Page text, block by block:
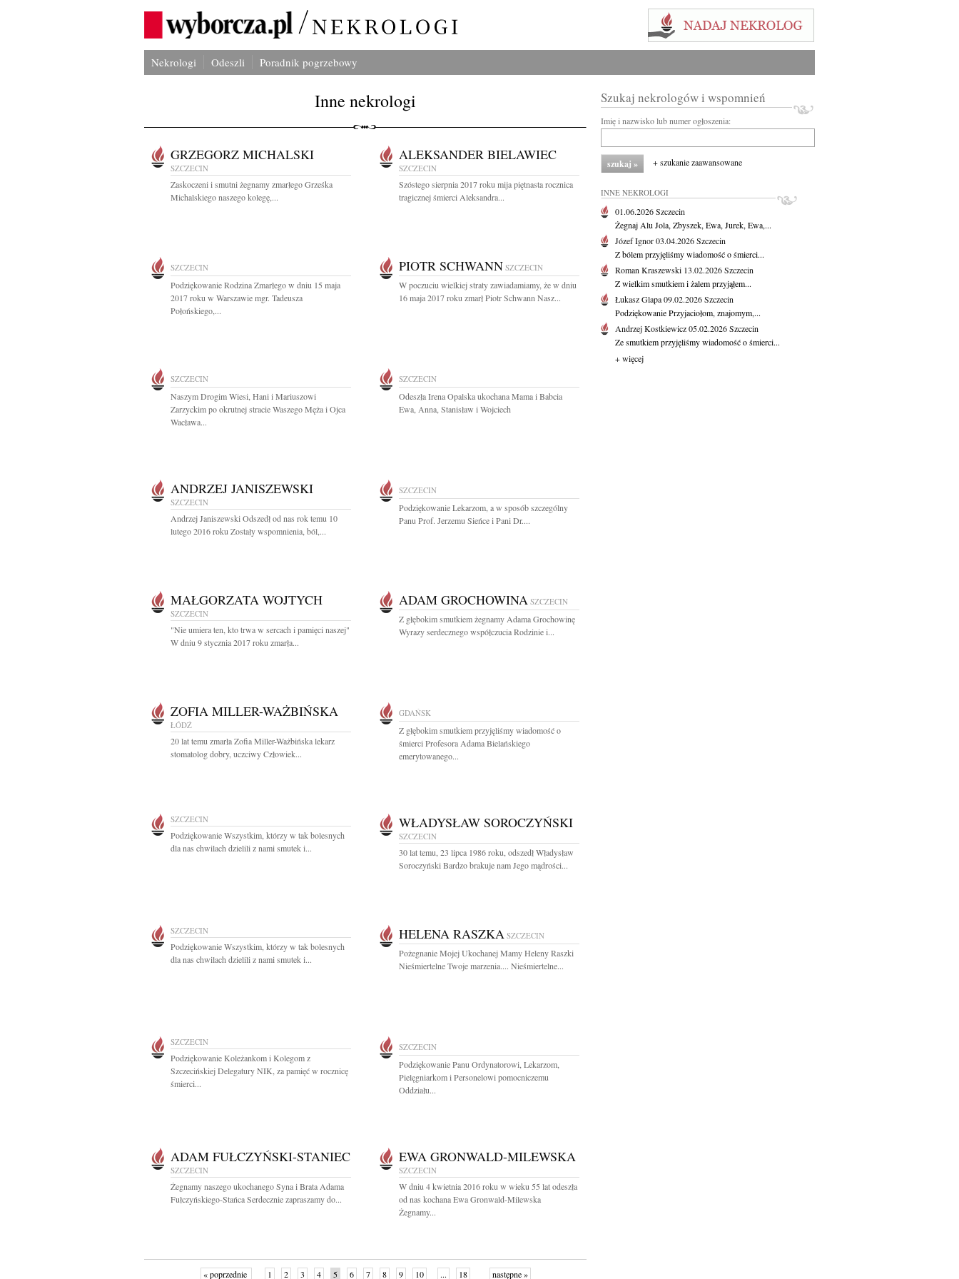
Nekrologi Odeszli Poradnik pogrzebowy
Inne nekrologi
GRZEGORZ MICHALSKI
SZCZECIN
Zaskoczeni i smutni żegnamy zmarłego Grześka
Michalskiego naszego kolegę,...
ALEKSANDER BIELAWIEC
SZCZECIN
Szóstego sierpnia 2017 roku mija piętnasta rocznica
tragicznej śmierci Aleksandra...
SZCZECIN
Podziękowanie Rodzina Zmarłego w dniu 15 maja
2017 roku w Warszawie mgr. Tadeusza
Połońskiego,...
PIOTR SCHWANN SZCZECIN
W poczuciu wielkiej straty zawiadamiamy, że w dniu
16 maja 2017 roku zmarł Piotr Schwann Nasz...
SZCZECIN
Naszym Drogim Wiesi, Hani i Mariuszowi
Zarzyckim po okrutnej stracie Waszego Męża i Ojca
Wacława...
SZCZECIN
Odeszła Irena Opalska ukochana Mama i Babcia
Ewa, Anna, Stanisław i Wojciech
ANDRZEJ JANISZEWSKI
SZCZECIN
Andrzej Janiszewski Odszedł od nas rok temu 10
lutego 2016 roku Zostały wspomnienia, ból,...
SZCZECIN
Podziękowanie Lekarzom, a w sposób szczególny
Panu Prof. Jerzemu Sieńce i Pani Dr....
MAŁGORZATA WOJTYCH
SZCZECIN
"Nie umiera ten, kto trwa w sercach i pamięci naszej"
W dniu 9 stycznia 2017 roku zmarła...
ADAM GROCHOWINA SZCZECIN
Z głębokim smutkiem żegnamy Adama Grochowinę
Wyrazy serdecznego współczucia Rodzinie i...
ZOFIA MILLER-WAŻBIŃSKA
ŁÓDŹ
20 lat temu zmarła Zofia Miller-Ważbińska lekarz
stomatolog dobry, uczciwy Człowiek...
GDAŃSK
Z głębokim smutkiem przyjęliśmy wiadomość o
śmierci Profesora Adama Bielańskiego
emerytowanego...
SZCZECIN
Podziękowanie Wszystkim, którzy w tak bolesnych
dla nas chwilach dzielili z nami smutek i...
WŁADYSŁAW SOROCZYŃSKI
SZCZECIN
30 lat temu, 23 lipca 1986 roku, odszedł Władysław
Soroczyński Bardzo brakuje nam Jego mądrości...
SZCZECIN
Podziękowanie Wszystkim, którzy w tak bolesnych
dla nas chwilach dzielili z nami smutek i...
HELENA RASZKA SZCZECIN
Pożegnanie Mojej Ukochanej Mamy Heleny Raszki
Nieśmiertelne Twoje marzenia.... Nieśmiertelne...
SZCZECIN
Podziękowanie Koleżankom i Kolegom z
Szczecińskiej Delegatury NIK, za pamięć w rocznicę
śmierci...
SZCZECIN
Podziękowanie Panu Ordynatorowi, Lekarzom,
Pielęgniarkom i Personelowi pomocniczemu
Oddziału...
ADAM FUŁCZYŃSKI-STANIEC
SZCZECIN
Żegnamy naszego ukochanego Syna i Brata Adama
Fułczyńskiego-Stańca Serdecznie zapraszamy do...
EWA GRONWALD-MILEWSKA
SZCZECIN
W dniu 4 kwietnia 2016 roku w wieku 55 lat odeszła
od nas kochana Ewa Gronwald-Milewska
Żegnamy...
« poprzednie 1 2 3 4 5 6 7 8 9 10 ... 18 następne »
Szukaj nekrologów i wspomnień
Imię i nazwisko lub numer ogłoszenia:
+ szukanie zaawansowane
INNE NEKROLOGI
01.06.2026Szczecin
Żegnaj Alu Jola, Zbyszek, Ewa, Jurek, Ewa,...
Józef Ignor03.04.2026Szczecin
Z bólem przyjęliśmy wiadomość o śmierci...
Roman Kraszewski 13.02.2026Szczecin
Z wielkim smutkiem i żalem przyjąłem...
Łukasz Glapa09.02.2026Szczecin
Podziękowanie Przyjaciołom, znajomym,...
Andrzej Kostkiewicz05.02.2026Szczecin
Ze smutkiem przyjęliśmy wiadomość o śmierci...
+ więcej